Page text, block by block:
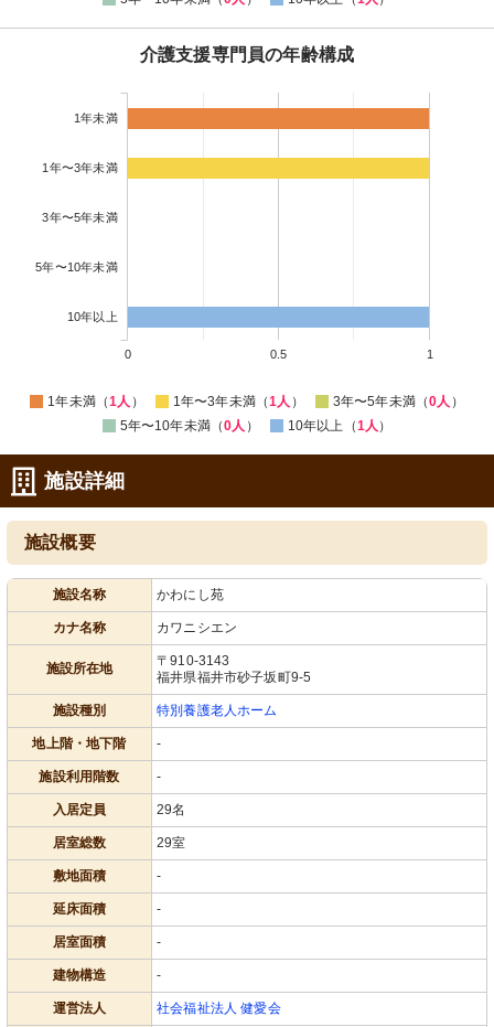
介護支援専門員の年齢構成
1年未満
1年〜3年未満
3年〜5年未満
5年〜10年未満
10年以上
0 0.5 1
1年未満（1人 ） 1年〜3年未満（1人 ） 3年〜5年未満（0人 ）
5年〜10年未満（0人 ） 10年以上（1人 ）
施設詳細
施設概要
施設名称 かわにし苑
カナ名称 カワニシエン
施設所在地
〒910-3143
福井県福井市砂子坂町9-5
施設種別 特別養護老人ホーム
地上階・地下階 -
施設利用階数 -
入居定員 29名
居室総数 29室
敷地面積 -
延床面積 -
居室面積 -
建物構造 -
運営法人 社会福祉法人 健愛会